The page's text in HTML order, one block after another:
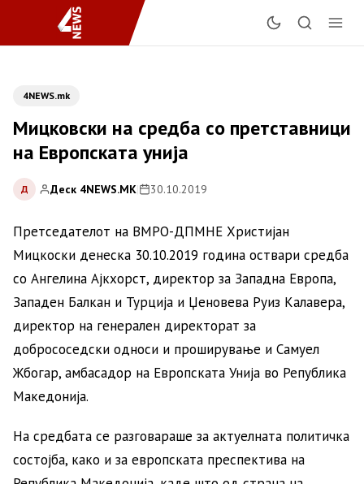
4NEWS.mk
Мицковски на средба со претставници
на Европската унија
Д Деск 4NEWS.MK| 30.10.2019
Претседателот на ВМРО-ДПМНЕ Христијан
Мицкоски денеска 30.10.2019 година оствари средба
со Ангелина Ајкхорст, директор за Западна Европа,
Западен Балкан и Турција и Џеновева Руиз Калавера,
директор на генерален директорат за
добрососедски односи и проширување и Самуел
Жбогар, амбасадор на Европската Унија во Република
Македонија.
На средбата се разговараше за актуелната политичка
состојба, како и за европската преспектива на